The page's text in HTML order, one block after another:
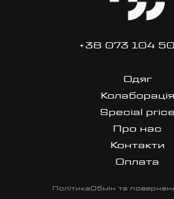
+38 073 104
Одяг
Колаборація
Special price
Про нас
Контакти
Оплата
ПолітикаОбмін та